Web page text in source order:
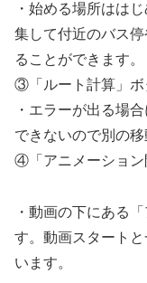
・始める場所はは
集して付近のバス
ることができます。
③「ルート計算」ボ
・エラーが出る場
できないので別の
④「アニメーション
・動画の下にある
す。動画スタート
います。